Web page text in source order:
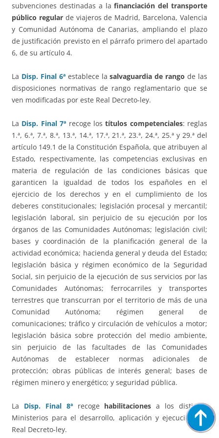
subvenciones destinadas a lafinanciación del transporte
público regularde viajeros de Madrid, Barcelona, Valencia
y Comunidad Autónoma de Canarias, ampliando el plazo
de justificación previsto en el párrafo primero del apartado
6, de su artículo 4.
La Disp. Final 6ªestablece lasalvaguardia de rango de las
disposiciones normativas de rango reglamentario que se
ven modificadas por este Real Decreto-ley.
La Disp. Final 7ª recoge lostítulos competenciales: reglas
1.ª, 6.ª, 7.ª, 8.ª, 13.ª, 14.ª, 17.ª, 21.ª, 23.ª, 24.ª, 25.ª y 29.ª del
artículo 149.1 de la Constitución Española, que atribuyen al
Estado, respectivamente, las competencias exclusivas en
materia de regulación de las condiciones básicas que
garanticen la igualdad de todos los españoles en el
ejercicio de los derechos y en el cumplimiento de los
deberes constitucionales; legislación procesal y mercantil;
legislación laboral, sin perjuicio de su ejecución por los
órganos de las Comunidades Autónomas; legislación civil;
bases y coordinación de la planificación general de la
actividad económica; hacienda general y deuda del Estado;
legislación básica y régimen económico de la Seguridad
Social, sin perjuicio de la ejecución de sus servicios por las
Comunidades Autónomas; ferrocarriles y transportes
terrestres que transcurran por el territorio de más de una
Comunidad Autónoma; régimen general de
comunicaciones; tráfico y circulación de vehículos a motor;
legislación básica sobre protección del medio ambiente,
sin perjuicio de las facultades de las Comunidades
Autónomas de establecer normas adicionales de
protección; obras públicas de interés general; bases de
régimen minero y energético; y seguridad pública.
La Disp. Final 8ªrecoge habilitaciones a los distintos
Ministerios para el desarrollo, aplicación y ejecución del
Real Decreto-ley.